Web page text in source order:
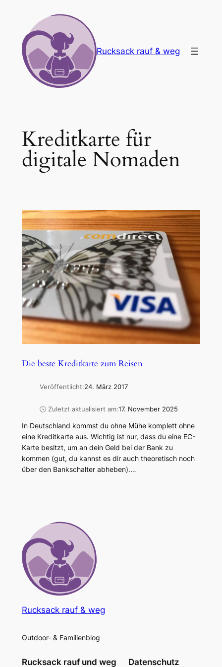
springen
Rucksack rauf & weg
Kreditkarte für
digitale Nomaden
Die beste Kreditkarte zum Reisen
Veröffentlicht:24. März 2017
🕓 Zuletzt aktualisiert am:17. November 2025
In Deutschland kommst du ohne Mühe komplett ohne
eine Kreditkarte aus. Wichtig ist nur, dass du eine EC-
Karte besitzt, um an dein Geld bei der Bank zu
kommen (gut, du kannst es dir auch theoretisch noch
über den Bankschalter abheben).…
Rucksack rauf & weg
Outdoor- & Familienblog
Rucksack rauf und weg Datenschutz